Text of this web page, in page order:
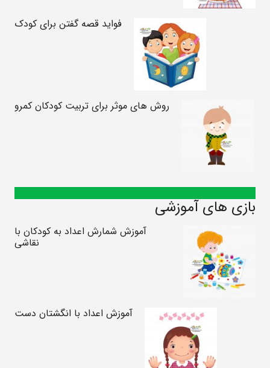
فواید قصه گفتن برای کودک
روش های موثر برای تربیت کودکان کمرو
بازی های آموزشی
آموزش شمارش اعداد به کودکان با
نقاشی
آموزش اعداد با انگشتان دست